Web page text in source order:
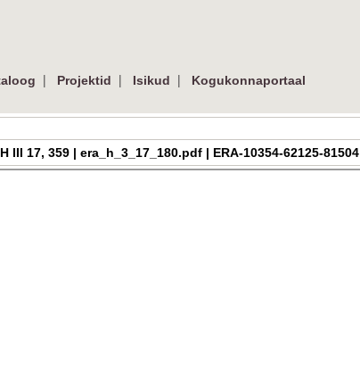
| Projektid | Isikud |
Kogukonnaportaal
III 17, 359 | era_h_3_17_180.pdf | ERA-10354-62125-81504